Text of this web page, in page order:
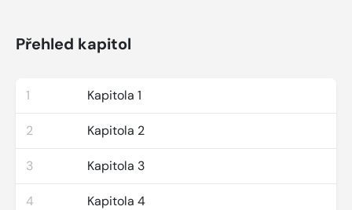
Přehled kapitol
1 Kapitola 1
2 Kapitola 2
3 Kapitola 3
4 Kapitola 4